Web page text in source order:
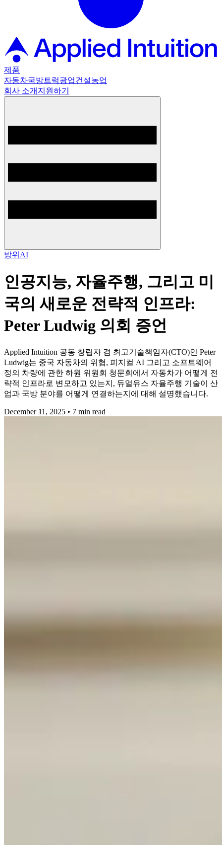
제품
자동차국방트럭광업건설농업
회사 소개 지원하기
방위 AI
인공지능, 자율주행, 그리고 미
국의 새로운 전략적 인프라:
Peter Ludwig 의회 증언
Applied Intuition 공동 창립자 겸 최고기술책임자(CTO)인 Peter
Ludwig는 중국 자동차의 위협, 피지컬 AI 그리고 소프트웨어
정의 차량에 관한 하원 위원회 청문회에서 자동차가 어떻게 전
략적 인프라로 변모하고 있는지, 듀얼유스 자율주행 기술이 산
업과 국방 분야를 어떻게 연결하는지에 대해 설명했습니다.
December 11, 2025 • 7 min read